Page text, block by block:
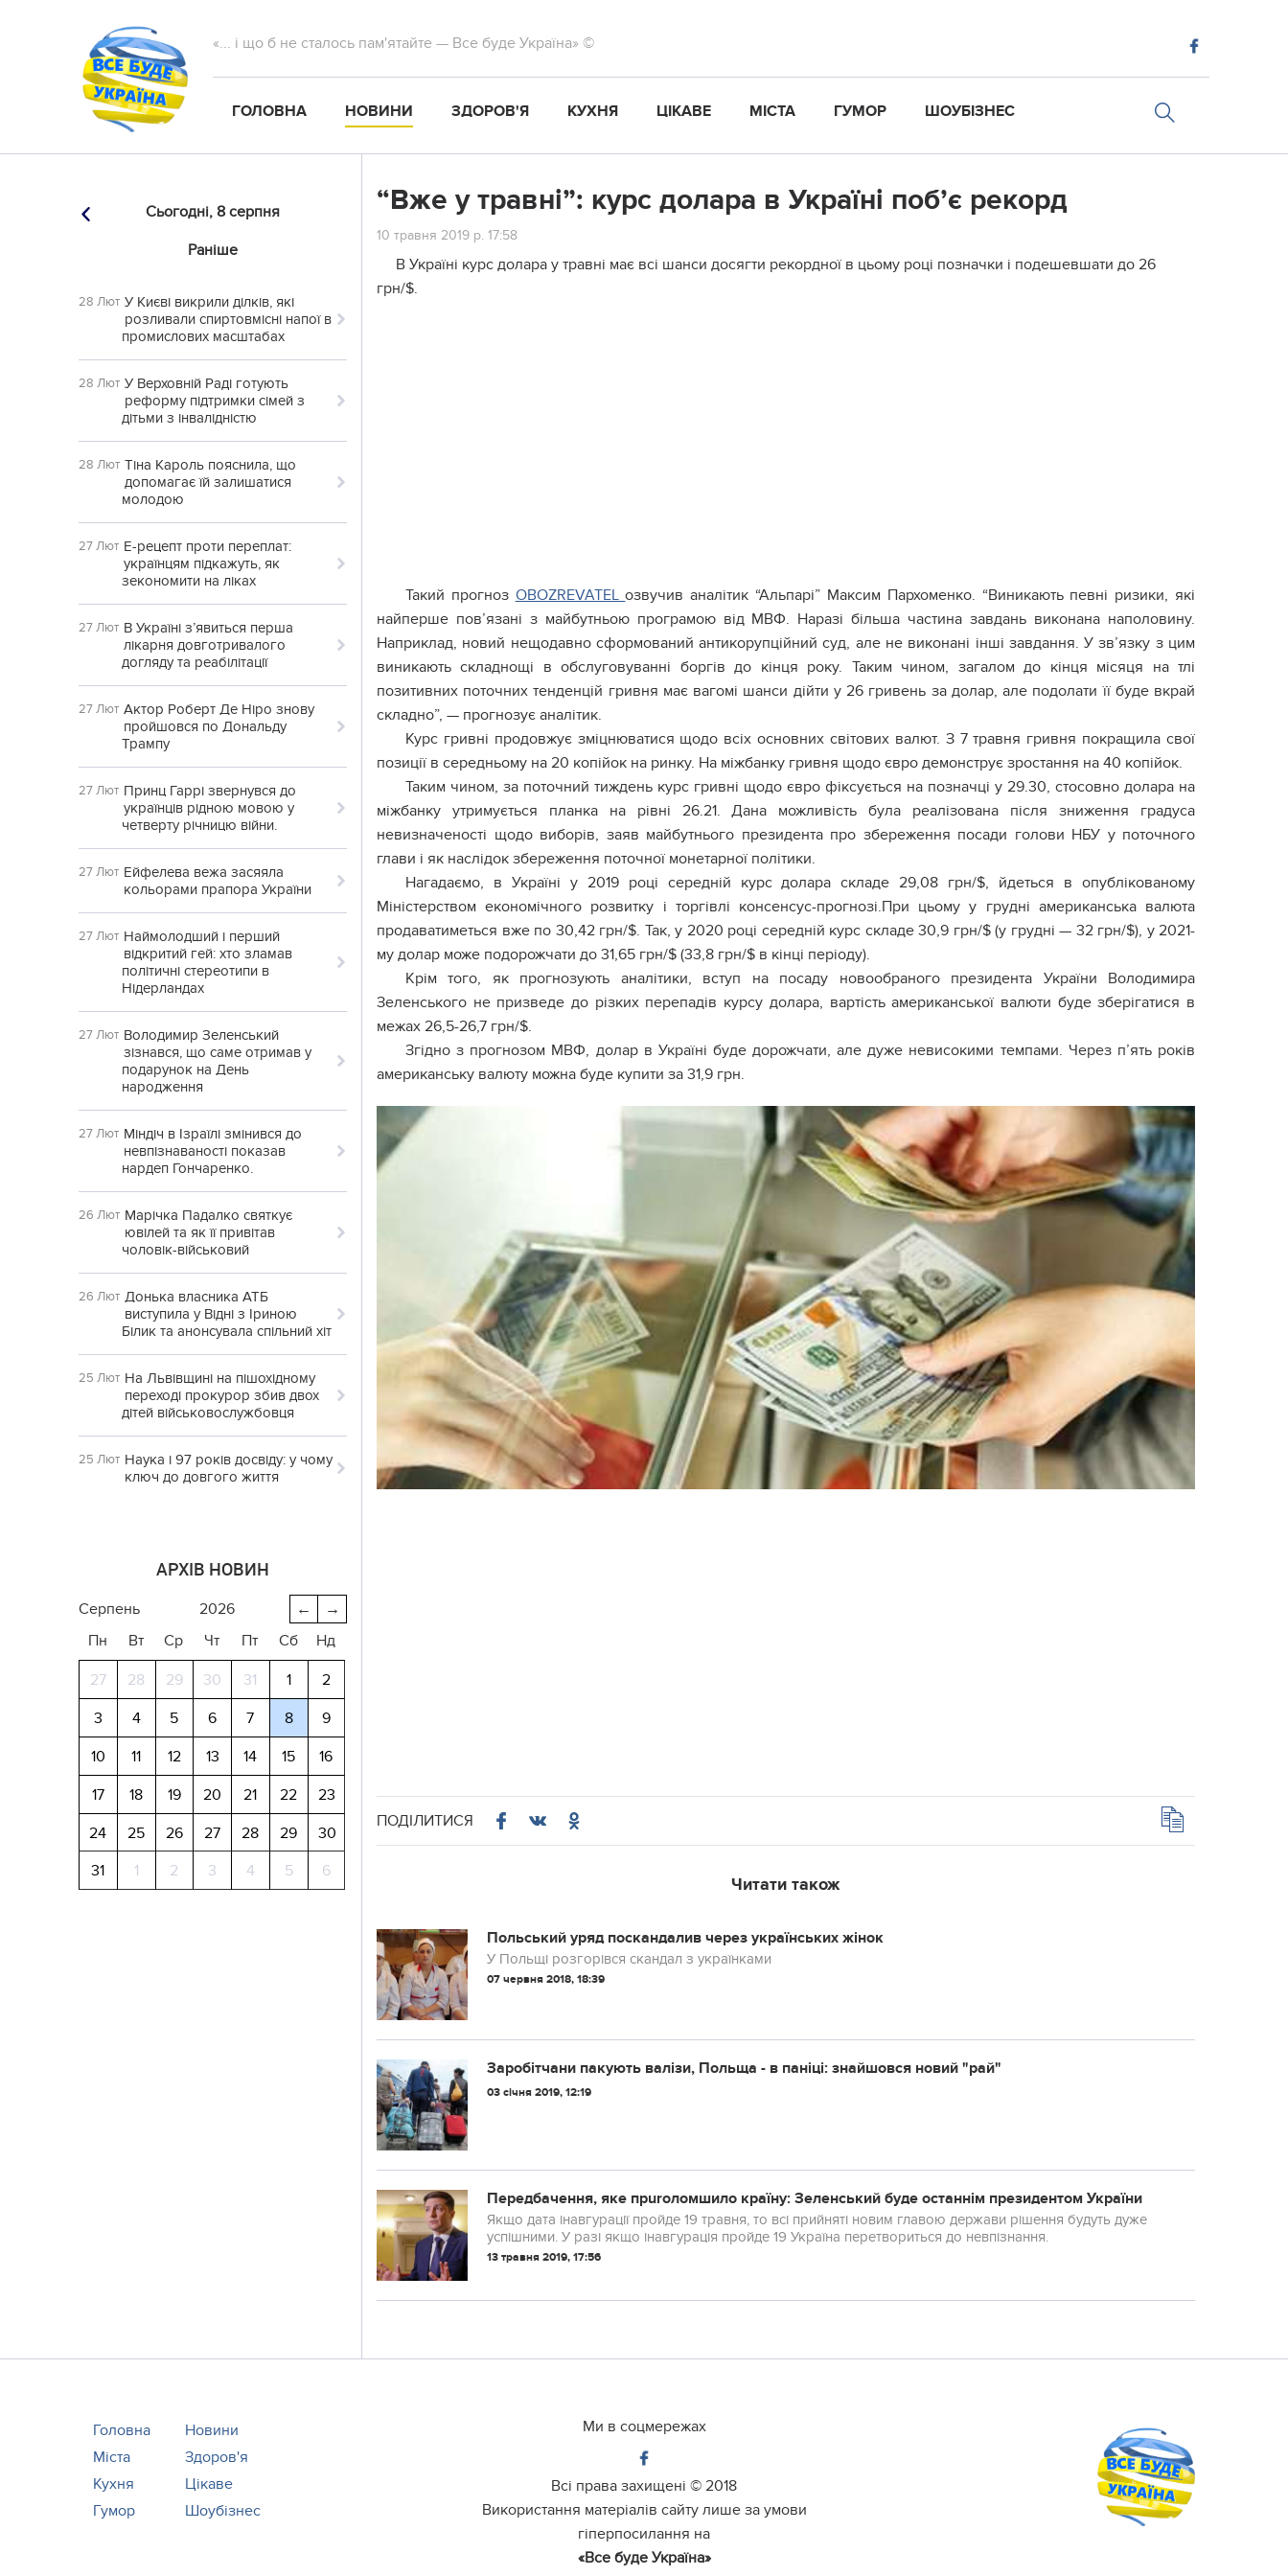
«... і що б не сталось пам'ятайте — Все буде Україна» ©
ГОЛОВНА НОВИНИ ЗДОРОВ'Я КУХНЯ ЦІКАВЕ МІСТА ГУМОР ШОУБІЗНЕС
Сьогодні, 8 серпня
Раніше
28 Лют У Києві викрили ділків, які
розливали спиртовмісні напої в
промислових масштабах
28 Лют У Верховній Раді готують
реформу підтримки сімей з
дітьми з інвалідністю
28 Лют Тіна Кароль пояснила, що
допомагає їй залишатися
молодою
27 Лют Е-рецепт проти переплат:
українцям підкажуть, як
зекономити на ліках
27 Лют В Україні з’явиться перша
лікарня довготривалого
догляду та реабілітації
27 Лют Актор Роберт Де Ніро знову
пройшовся по Дональду
Трампу
27 Лют Принц Гаррі звернувся до
українців рідною мовою у
четверту річницю війни.
27 Лют Ейфелева вежа засяяла
кольорами прапора України
27 Лют Наймолодший і перший
відкритий гей: хто зламав
політичні стереотипи в
Нідерландах
27 Лют Володимир Зеленський
зізнався, що саме отримав у
подарунок на День
народження
27 Лют Міндіч в Ізраїлі змінився до
невпізнаваності показав
нардеп Гончаренко.
26 Лют Марічка Падалко святкує
ювілей та як її привітав
чоловік-військовий
26 Лют Донька власника АТБ
виступила у Відні з Іриною
Білик та анонсувала спільний хіт
25 Лют На Львівщині на пішохідному
переході прокурор збив двох
дітей військовослужбовця
25 Лют Наука і 97 років досвіду: у чому
ключ до довгого життя
АРХІВ НОВИН
→
←
серпень
2026
Пн
Вт Ср Чт Пт Сб Нд
27 28 29 30 31 1
2
3
4 5 6 7 8
9
10
11 12 13 14 15
16
17
18 19 20 21 22
23
24
25 26 27 28 29
30
31
1 2 3 4 5 6
“Вже у травні”: курс долара в Україні поб’є рекорд
10 травня 2019 р. 17:58
В Україні курс долара у травні має всі шанси досягти рекордної в цьому році позначки і подешевшати до 26
грн/$.
Такий прогноз OBOZREVATELозвучив аналітик “Альпарі” Максим Пархоменко. “Виникають певні ризики, які
найперше пов’язані з майбутньою програмою від МВФ. Наразі більша частина завдань виконана наполовину.
Наприклад, новий нещодавно сформований антикорупційний суд, але не виконані інші завдання. У зв’язку з цим
виникають складнощі в обслуговуванні боргів до кінця року. Таким чином, загалом до кінця місяця на тлі
позитивних поточних тенденцій гривня має вагомі шанси дійти у 26 гривень за долар, але подолати її буде вкрай
складно”, — прогнозує аналітик.
Курс гривні продовжує зміцнюватися щодо всіх основних світових валют. З 7 травня гривня покращила свої
позиції в середньому на 20 копійок на ринку. На міжбанку гривня щодо євро демонструє зростання на 40 копійок.
Таким чином, за поточний тиждень курс гривні щодо євро фіксується на позначці у 29.30, стосовно долара на
міжбанку утримується планка на рівні 26.21. Дана можливість була реалізована після зниження градуса
невизначеності щодо виборів, заяв майбутнього президента про збереження посади голови НБУ у поточного
глави і як наслідок збереження поточної монетарної політики.
Нагадаємо, в Україні у 2019 році середній курс долара складе 29,08 грн/$, йдеться в опублікованому
Міністерством економічного розвитку і торгівлі консенсус-прогнозі.При цьому у грудні американська валюта
продаватиметься вже по 30,42 грн/$. Так, у 2020 році середній курс складе 30,9 грн/$ (у грудні — 32 грн/$), у 2021-
му долар може подорожчати до 31,65 грн/$ (33,8 грн/$ в кінці періоду).
Крім того, як прогнозують аналітики, вступ на посаду новообраного президента України Володимира
Зеленського не призведе до різких перепадів курсу долара, вартість американської валюти буде зберігатися в
межах 26,5-26,7 грн/$.
Згідно з прогнозом МВФ, долар в Україні буде дорожчати, але дуже невисокими темпами. Через п’ять років
американську валюту можна буде купити за 31,9 грн.
ПОДІЛИТИСЯ
Читати також
Польський уряд поскандалив через українських жінок
У Польщі розгорівся скандал з українками
07 червня 2018, 18:39
Заробітчани пакують валізи, Польща - в паніці: знайшовся новий "рай"
03 січня 2019, 12:19
Пepeдбачення, яке пpuroломшило країну: Зеленський буде останнім президентом України
Якщо дата інавгурації пройде 19 травня, то всі прийняті новим главою держави рішення будуть дуже
успішними. У разі якщо інавгурація пройде 19 Україна перетвориться до невпізнання.
13 травня 2019, 17:56
Головна
Новини
Міста
Здоров'я
Кухня
Цікаве
Гумор
Шоубізнес
Ми в соцмережах
Всі права захищені © 2018
Використання матеріалів сайту лише за умови
гіперпосилання на
«Все буде Україна»